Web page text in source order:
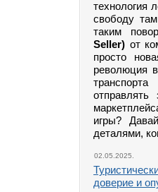
технология
свободу
таким
Seller) от
просто
революция
игры?
деталями,
02.05.2025.
доверие и